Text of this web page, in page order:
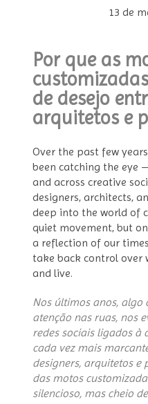
13 de
Por que as
de desejo
arquitetos e
Over the past few
been catching the eye
and across creative
designers, architects,
deep into the world of
quiet movement, but
a reflection of our
take back control over
and live.
Nos últimos anos, algo
atenção nas ruas, nos
redes sociais ligados à
cada vez mais
designers, arquitetos e
das motos
silencioso, mas cheio